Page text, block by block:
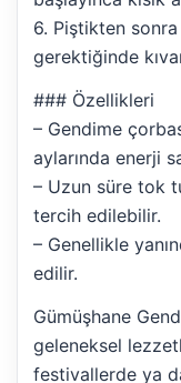
6. Piştikten
gerektiğinde
### Özellikleri
– Gendime
aylarında enerji
– Uzun süre tok
tercih edilebilir.
– Genellikle
edilir.
Gümüşhane
geleneksel
festivallerde ya